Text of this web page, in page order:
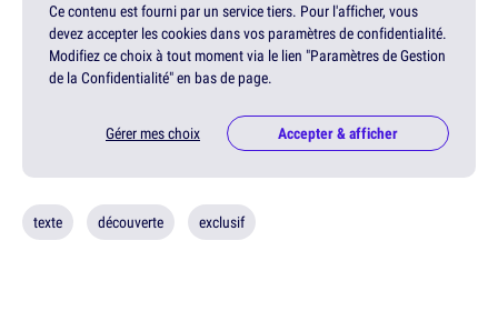
Ce contenu est fourni par un service tiers. Pour l'afficher, vous
devez accepter les cookies dans vos paramètres de confidentialité.
Modifiez ce choix à tout moment via le lien "Paramètres de Gestion
de la Confidentialité" en bas de page.
Gérer mes choix Accepter & afficher
texte découverte exclusif